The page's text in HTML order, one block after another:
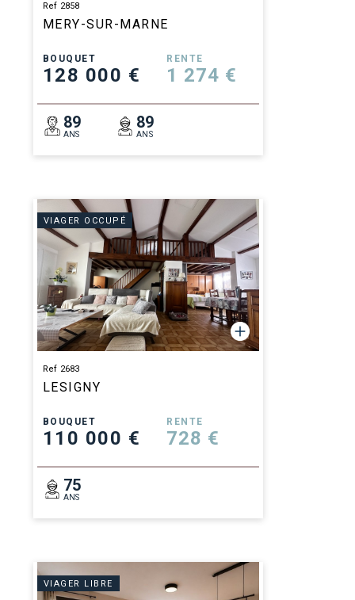
Ref 2858
MERY-SUR-MARNE
BOUQUET
128 000 €
RENTE
1 274 €
89
ANS
89
ANS
VIAGER OCCUPÉ
Ref 2683
LESIGNY
BOUQUET
110 000 €
RENTE
728 €
75
ANS
VIAGER LIBRE